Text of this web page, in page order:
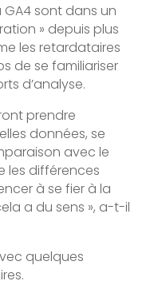
sont dans un
» depuis plus
les retardataires
de se familiariser
d’analyse.
prendre
données, se
avec le
les différences
à se fier à la
a du sens », a-t-il
quelques